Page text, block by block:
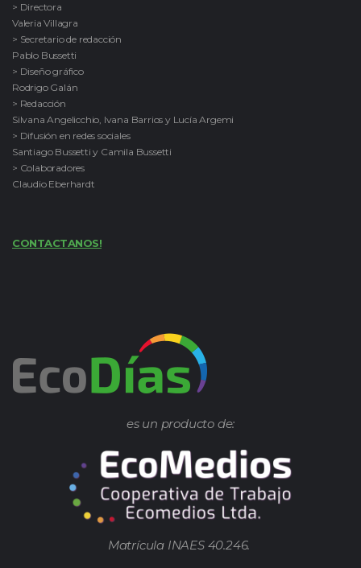
> Directora
Valeria Villagra
> Secretario de redacción
Pablo Bussetti
> Diseño gráfico
Rodrigo Galán
> Redacción
Silvana Angelicchio, Ivana Barrios y Lucía Argemi
> Difusión en redes sociales
Santiago Bussetti y Camila Bussetti
> Colaboradores
Claudio Eberhardt
CONTACTANOS!
es un producto de:
Matrícula INAES 40.246.